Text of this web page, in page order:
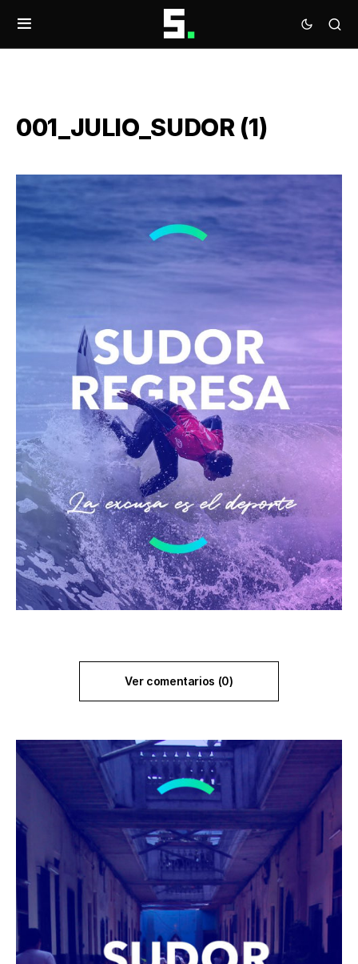
001_JULIO_SUDOR (1)
Ver comentarios (0)